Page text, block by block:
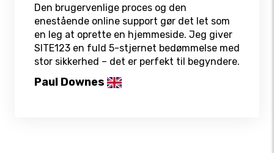
Den brugervenlige proces og den
enestående online support gør det let som
en leg at oprette en hjemmeside. Jeg giver
SITE123 en fuld 5-stjernet bedømmelse med
stor sikkerhed – det er perfekt til begyndere.
Paul Downes